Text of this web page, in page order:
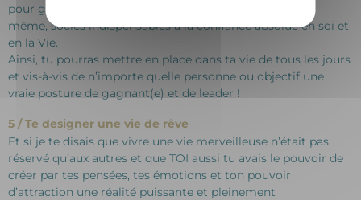
pour gagner en fierté, en estime et en amour pour toi-
même, socles indispensables à la confiance absolue en soi et
en la Vie.
Ainsi, tu pourras mettre en place dans ta vie de tous les jours
et vis-à-vis de n’importe quelle personne ou objectif une
vraie posture de gagnant(e) et de leader !
5 / Te designer une vie de rêve
Et si je te disais que vivre une vie merveilleuse n’était pas
réservé qu’aux autres et que TOI aussi tu avais le pouvoir de
créer par tes pensées, tes émotions et ton pouvoir
d’attraction une réalité puissante et pleinement